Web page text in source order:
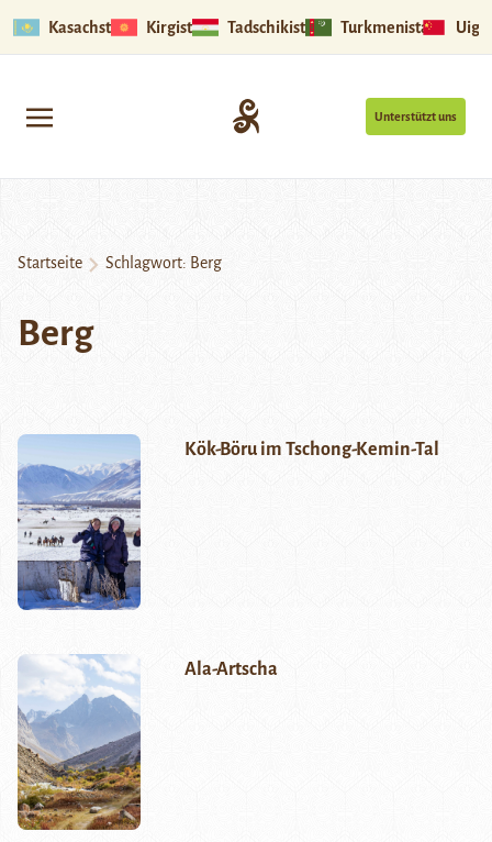
Kasachstan Kirgistan Tadschikistan Turkmenistan
Unterstützt uns
Startseite Schlagwort: Berg
Berg
Kök-Böru im Tschong-Kemin-Tal
Ala-Artscha